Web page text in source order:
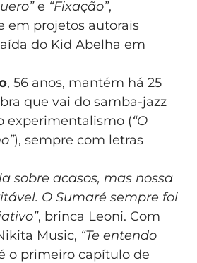
e “Fixação”,
em projetos autorais
do Kid Abelha em
, 56 anos, mantém há 25
que vai do samba-jazz
experimentalismo (“O
), sempre com letras
sobre acasos, mas nossa
O Sumaré sempre foi
, brinca Leoni. Com
Music, “Te entendo
o primeiro capítulo de